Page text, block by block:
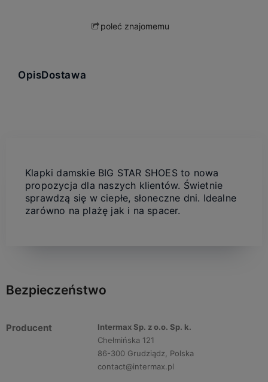
poleć znajomemu
OpisDostawa
Klapki damskie BIG STAR SHOES to nowa
propozycja dla naszych klientów. Świetnie
sprawdzą się w ciepłe, słoneczne dni. Idealne
zarówno na plażę jak i na spacer.
Bezpieczeństwo
Producent
Intermax Sp. z o.o. Sp. k.
Chełmińska 121
86-300 Grudziądz, Polska
contact@intermax.pl